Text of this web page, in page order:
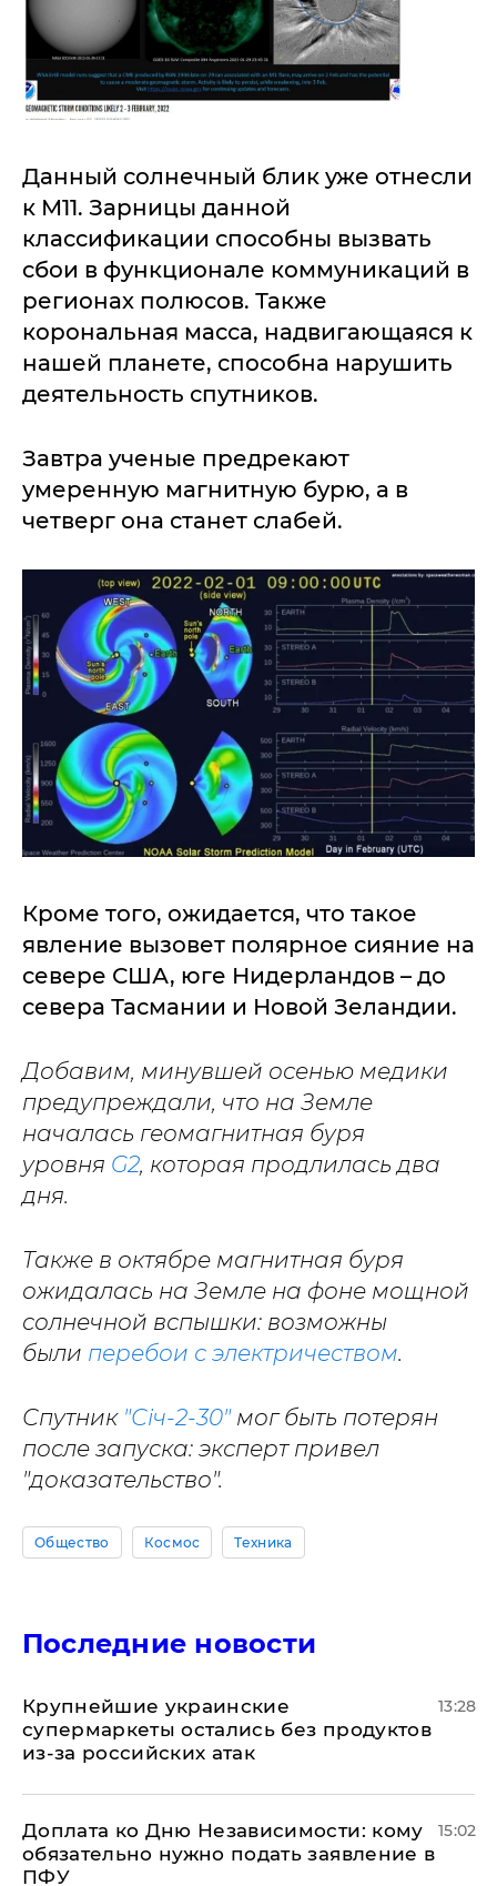
Данный солнечный блик уже отнесли
к М11. Зарницы данной
классификации способны вызвать
сбои в функционале коммуникаций в
регионах полюсов. Также
корональная масса, надвигающаяся к
нашей планете, способна нарушить
деятельность спутников.
Завтра ученые предрекают
умеренную магнитную бурю, а в
четверг она станет слабей.
Кроме того, ожидается, что такое
явление вызовет полярное сияние на
севере США, юге Нидерландов – до
севера Тасмании и Новой Зеландии.
Добавим, минувшей осенью медики
предупреждали, что на Земле
началась геомагнитная буря
уровня G2, которая продлилась два
дня.
Также в октябре магнитная буря
ожидалась на Земле на фоне мощной
солнечной вспышки: возможны
были перебои с электричеством.
Спутник "Січ-2-30"мог быть потерян
после запуска: эксперт привел
"доказательство".
Общество Космос Техника
Последние новости
Крупнейшие украинские
супермаркеты остались без продуктов
из-за российских атак
13:28
Доплата ко Дню Независимости: кому
обязательно нужно подать заявление в
ПФУ
15:02